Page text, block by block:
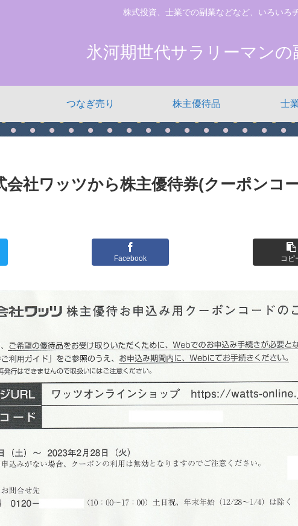
株式投資、士業での副業などなど、いろいろ
氷河期世代サラリーマン
つなぎ売り 株主優待品 士
会社ワッツから株主優待券(クーポンコ
Facebook コピ